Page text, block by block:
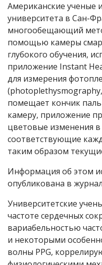
Американские ученые
университета в Сан-
многообещающий
помощью камеры
глубокого обучения,
приложение Instant
для измерения
помещает кончик
камеру, приложение
цветовые изменения
соответствующие
таким образом
Информация об этом
опубликована в
Университетские
частоте сердечных
вариабельностью
и некоторыми
волны PPG,